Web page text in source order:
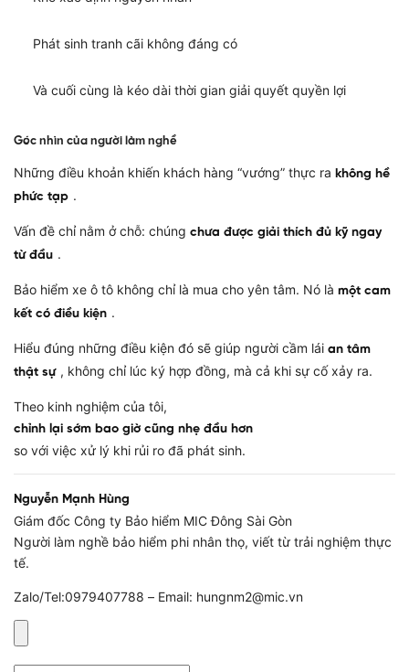
Phát sinh tranh cãi không đáng có
Và cuối cùng là kéo dài thời gian giải quyết quyền lợi
Góc nhìn của người làm nghề
Những điều khoản khiến khách hàng “vướng” thực ra không hề
phức tạp .
Vấn đề chỉ nằm ở chỗ: chúng chưa được giải thích đủ kỹ ngay
từ đầu .
Bảo hiểm xe ô tô không chỉ là mua cho yên tâm. Nó là một cam
kết có điều kiện .
Hiểu đúng những điều kiện đó sẽ giúp người cầm lái an tâm
thật sự , không chỉ lúc ký hợp đồng, mà cả khi sự cố xảy ra.
Theo kinh nghiệm của tôi,
chỉnh lại sớm bao giờ cũng nhẹ đầu hơn
so với việc xử lý khi rủi ro đã phát sinh.
Nguyễn Mạnh Hùng
Giám đốc Công ty Bảo hiểm MIC Đông Sài Gòn
Người làm nghề bảo hiểm phi nhân thọ, viết từ trải nghiệm thực
tế.
Zalo/Tel:0979407788 – Email: hungnm2@mic.vn